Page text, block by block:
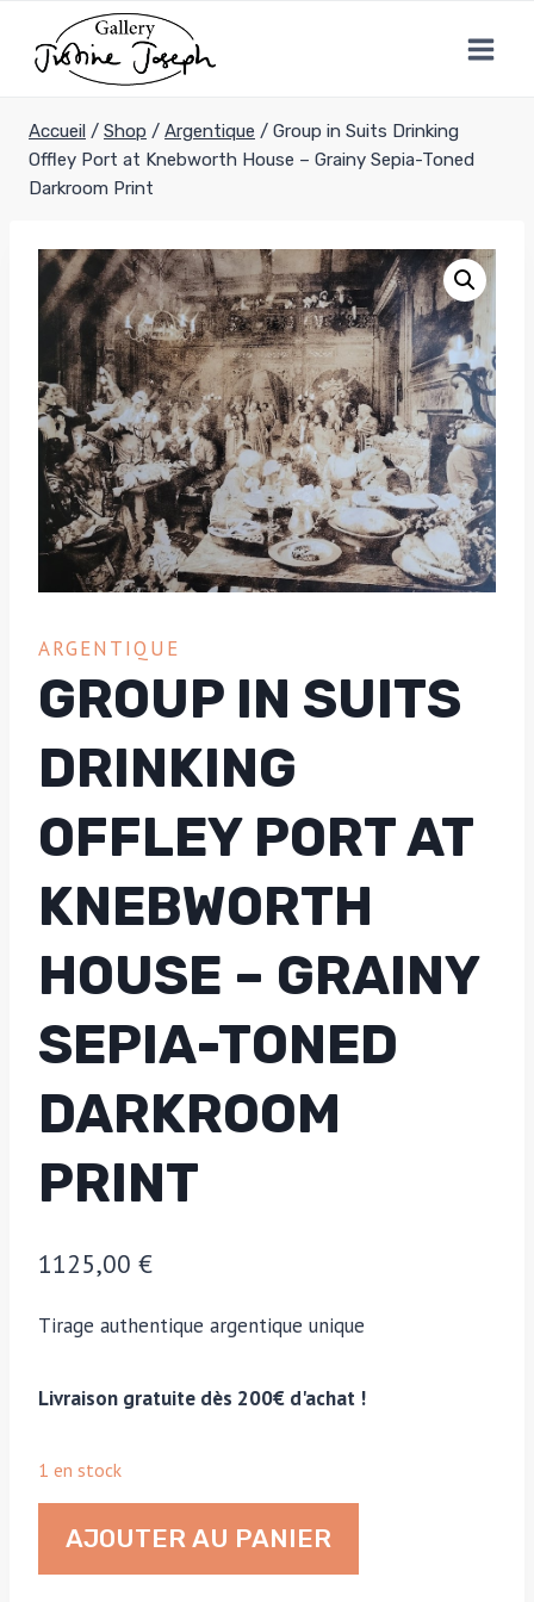
contenu
Accueil / Shop / Argentique / Group in Suits Drinking
Offley Port at Knebworth House – Grainy Sepia-Toned
Darkroom Print
ARGENTIQUE
GROUP IN SUITS
DRINKING
OFFLEY PORT AT
KNEBWORTH
HOUSE – GRAINY
SEPIA-TONED
DARKROOM
PRINT
1125,00 €
Tirage authentique argentique unique
Livraison gratuite dès 200€ d'achat !
1 en stock
Group
AJOUTER AU PANIER